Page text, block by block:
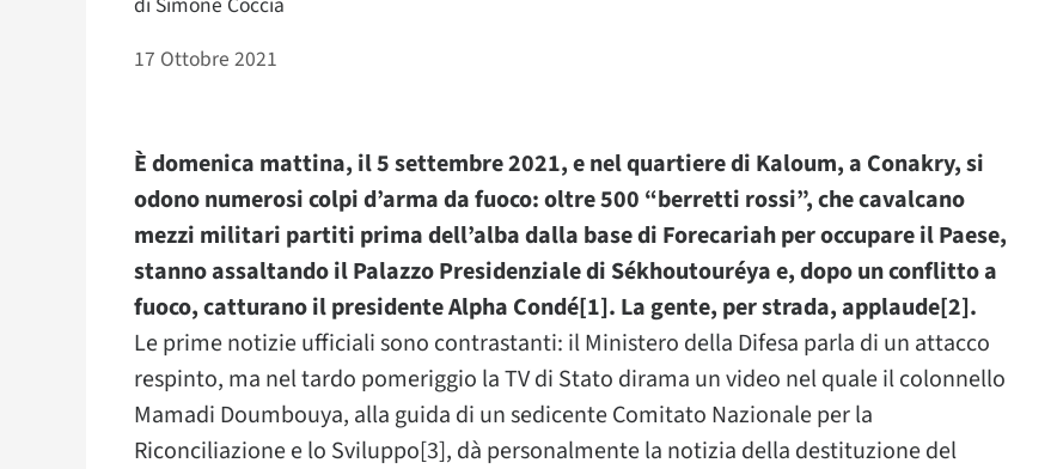
17 Ottobre 2021
È domenica mattina, il 5 settembre 2021, e nel quartiere di Kaloum, a Conakry, si
odono numerosi colpi d’arma da fuoco: oltre 500 “berretti rossi”, che cavalcano
mezzi militari partiti prima dell’alba dalla base di Forecariah per occupare il Paese,
stanno assaltando il Palazzo Presidenziale di Sékhoutouréya e, dopo un conflitto a
fuoco, catturano il presidente Alpha Condé[1]. La gente, per strada, applaude[2].
Le prime notizie ufficiali sono contrastanti: il Ministero della Difesa parla di un attacco
respinto, ma nel tardo pomeriggio la TV di Stato dirama un video nel quale il colonnello
Mamadi Doumbouya, alla guida di un sedicente Comitato Nazionale per la
Riconciliazione e lo Sviluppo[3], dà personalmente la notizia della destituzione del